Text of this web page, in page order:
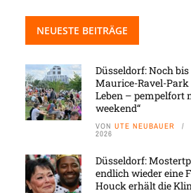
NEUESTE BEITRÄGE
Düsseldorf: Noch
Maurice-Ravel-Park
Leben – pempelfort
weekend“
VON UTE NEUBAUER
2026
Düsseldorf:
endlich wieder eine
Houck erhält die